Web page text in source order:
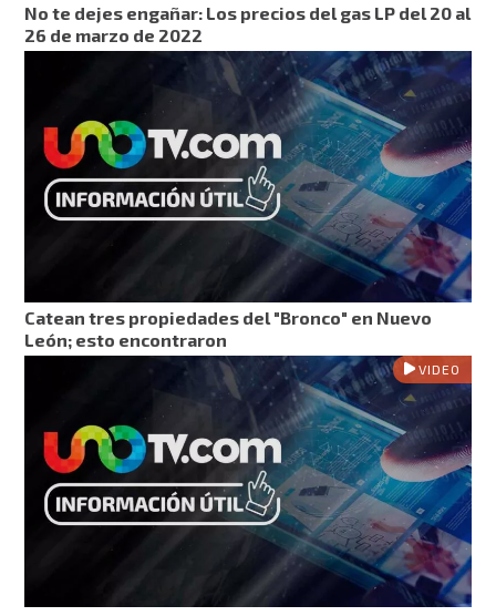
No te dejes engañar: Los precios del gas LP del 20 al
26 de marzo de 2022
Catean tres propiedades del "Bronco" en Nuevo
León; esto encontraron
VIDEO